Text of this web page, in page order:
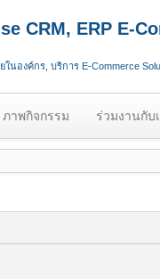
CRM, ERP E-
องค์กร, บริการ E-Commerce
ภาพกิจกรรม ร่วมงานกับ